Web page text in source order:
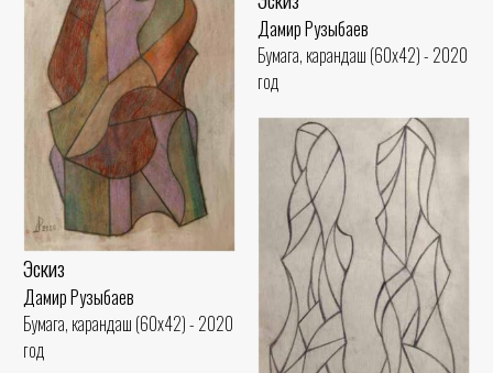
Дамир Рузыбаев
Бумага, карандаш (60x42) - 2020
год
Эскиз
Дамир Рузыбаев
Бумага, карандаш (60x42) - 2020
год